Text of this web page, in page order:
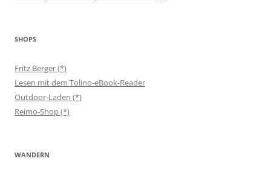
SHOPS
Fritz Berger (*)
Lesen mit dem Tolino-eBook-Reader
Outdoor-Laden (*)
Reimo-Shop (*)
WANDERN